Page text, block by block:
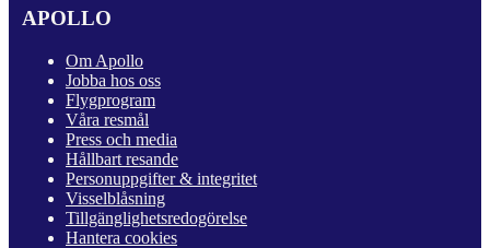
APOLLO
Om Apollo
Jobba hos oss
Flygprogram
Våra resmål
Press och media
Hållbart resande
Personuppgifter & integritet
Visselblåsning
Tillgänglighetsredogörelse
Hantera cookies